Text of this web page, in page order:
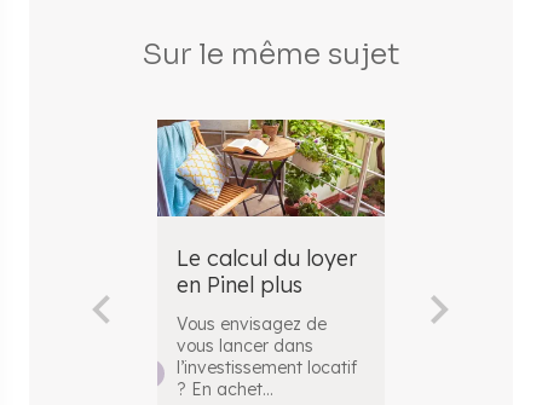
Sur le même sujet
Le calcul du loyer
en Pinel plus
Vous envisagez de
vous lancer dans
l’investissement locatif
? En achet...
La loi Pinel